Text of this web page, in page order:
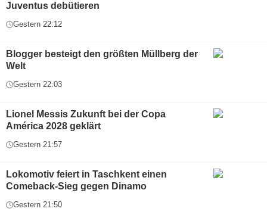
Juventus debütieren
Gestern 22:12
Blogger besteigt den größten Müllberg der
Welt
Gestern 22:03
Lionel Messis Zukunft bei der Copa
América 2028 geklärt
Gestern 21:57
Lokomotiv feiert in Taschkent einen
Comeback-Sieg gegen Dinamo
Gestern 21:50